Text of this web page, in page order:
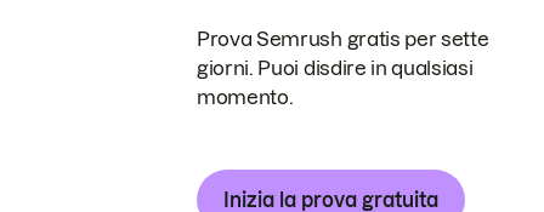
Prova Semrush gratis per sette
giorni. Puoi disdire in qualsiasi
momento.
Inizia la prova gratuita